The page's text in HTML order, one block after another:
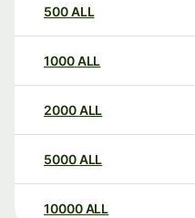
500ALL
1000ALL
2000ALL
5000ALL
10000 ALL